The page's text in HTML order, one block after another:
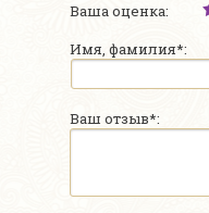
Ваша оценка:
Имя, фамилия*:
Ваш отзыв*: